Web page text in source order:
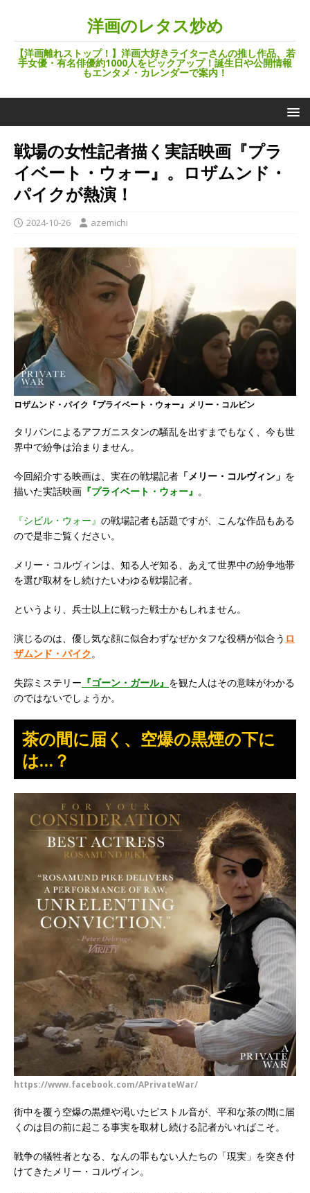
洋画のレタス炒め
【洋画離れストップ！】洋画大好きライターさんの推し作品、若
手女優・有名俳優約1000人をピックアップ！誕生日や公開情報
もエンタメ・カレンダーで案内！
戦場の女性記者描く実話映画『プラ
イベート・ウォー』。ロザムンド・
パイクが熱演！
2024-10-26 azemichi
ロザムンド・パイク『プライベート・ウォー』メリー・コルビン
タリバンによるアフガニスタンの騒乱を出すまでもなく、今も世
界中で紛争は治まりません。
今回紹介する映画は、実在の戦場記者 「メリー・コルヴィン」 を
描いた実話映画 『プライベート・ウォー』 。
『シビル・ウォー』 の戦場記者も話題ですが、こんな作品もある
ので是非ご覧ください。
メリー・コルヴィンは、知る人ぞ知る、あえて世界中の紛争地帯
を選び取材をし続けたいわゆる戦場記者。
というより、兵士以上に戦った戦士かもしれません。
演じるのは、優し気な顔に似合わずなぜかタフな役柄が似合う ロ
ザムンド・パイク。
失踪ミステリー 『ゴーン・ガール』 を観た人はその意味がわかる
のではないでしょうか。
茶の間に届く、空爆の黒煙の下に
は…？
https://www.facebook.com/APrivateWar/
街中を覆う空爆の黒煙や渇いたピストル音が、平和な茶の間に届
くのは目の前に起こる事実を取材し続ける記者がいればこそ。
戦争の犠牲者となる、なんの罪もない人たちの「現実」を突き付
けてきたメリー・コルヴィン。